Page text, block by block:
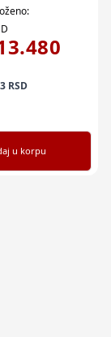
RSD
u korpu